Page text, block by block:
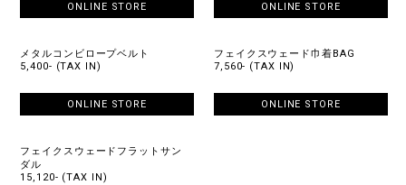
ONLINE STORE ONLINE STORE
メタルコンビロープベルト
5,400- (TAX IN)
ONLINE STORE
フェイクスウェード巾着BAG
7,560- (TAX IN)
ONLINE STORE
フェイクスウェードフラットサン
ダル
15,120- (TAX IN)